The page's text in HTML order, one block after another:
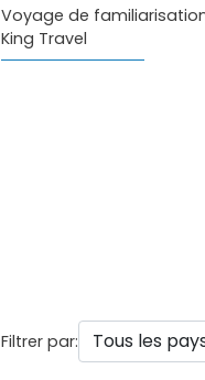
Voyage de
King Travel
Filtrer par: